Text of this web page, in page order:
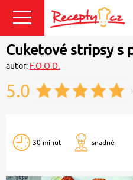
Přihlásit se
Cuketové stripsy s
autor: F.O.O.D.
5.0
30 minut snadné